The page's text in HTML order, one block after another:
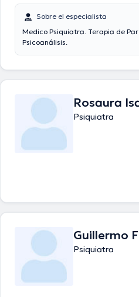
Sobre el especialista
Medico Psiquiatra. Terapia de
Psicoanálisis.
Rosaura
Psiquiatra
Guillermo
Psiquiatra